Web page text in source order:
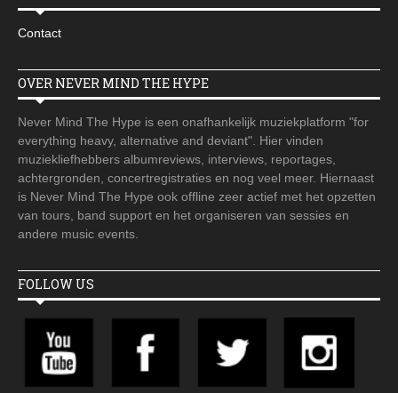
Contact
OVER NEVER MIND THE HYPE
Never Mind The Hype is een onafhankelijk muziekplatform "for
everything heavy, alternative and deviant". Hier vinden
muziekliefhebbers albumreviews, interviews, reportages,
achtergronden, concertregistraties en nog veel meer. Hiernaast
is Never Mind The Hype ook offline zeer actief met het opzetten
van tours, band support en het organiseren van sessies en
andere music events.
FOLLOW US